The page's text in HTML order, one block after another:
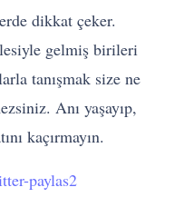
dikkat çeker.
gelmiş birileri
tanışmak size ne
Anı yaşayıp,
kaçırmayın.